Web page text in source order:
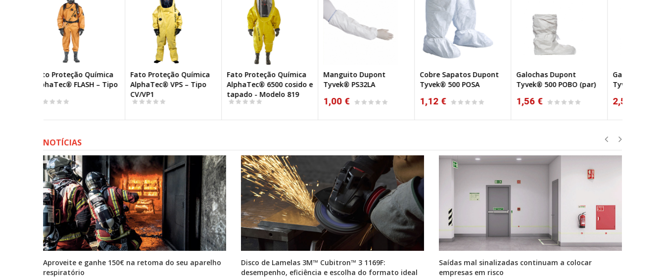
Fato Proteção Química
AlphaTec® VPS – Tipo
Fato Proteção Química
AlphaTec® 6500 cosido e
tapado - Modelo 819
Manguito Dupont
Tyvek® PS32LA
1,00 €
Cobre Sapatos Dupont
Tyvek® 500 POSA
1,12 €
Galochas Dupont
Tyvek® 500 POBO (par)
1,56 €
Galochas Dupont
Tyvek® 500 POBA (par)
2,50 €
NOTÍCIAS
Aproveite e ganhe 150€ na retoma do seu aparelho
respiratório
Disco de Lamelas 3M™ Cubitron™ 3 1169F:
desempenho, eficiência e escolha do formato ideal
Saídas mal sinalizadas continuam a colocar
empresas em risco